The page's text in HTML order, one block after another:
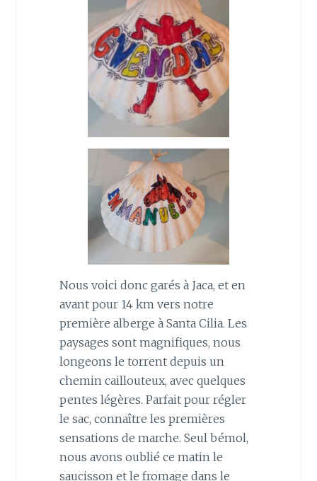
Nous voici donc garés à Jaca, et en
avant pour 14 km vers notre
première alberge à Santa Cilia. Les
paysages sont magnifiques, nous
longeons le torrent depuis un
chemin caillouteux, avec quelques
pentes légères. Parfait pour régler
le sac, connaître les premières
sensations de marche. Seul bémol,
nous avons oublié ce matin le
saucisson et le fromage dans le